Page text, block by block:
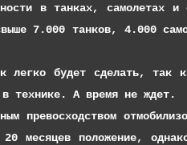
в танках, самолетах
7.000 танков, 4.000
будет сделать, так
в технике. А время не ждет.
месяцев положение,